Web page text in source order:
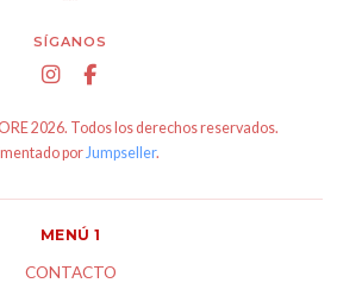
SÍGANOS
2026. Todos los derechos reservados.
por Jumpseller.
MENÚ 1
CONTACTO